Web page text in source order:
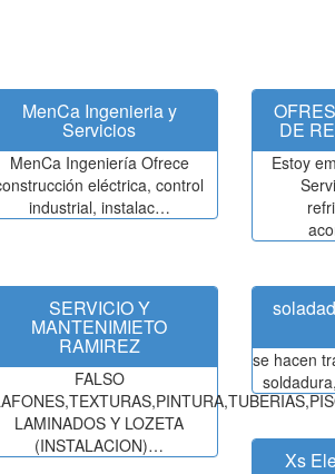
MenCa Ingenieria y
Servicios
MenCa Ingeniería Ofrece
eléctrica, control
industrial, instalac…
DE
Estoy
SERVICIO Y
MANTENIMIETO
RAMIREZ
FALSO
LAMINADOS Y LOZETA
(INSTALACION)…
se hacen
Xs